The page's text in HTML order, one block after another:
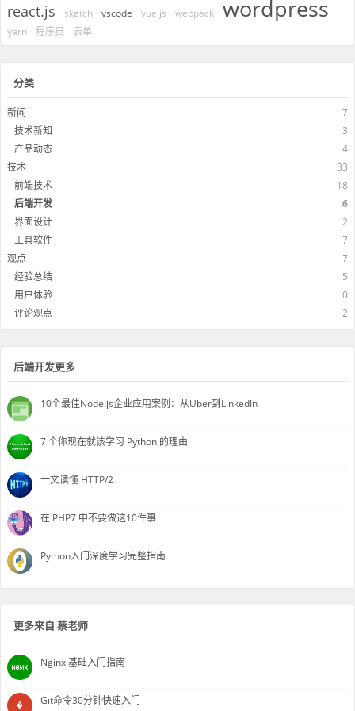
react.js sketch vscode vue.js webpack wordpress
yarn 程序员 表单
分类
新闻
7
技术新知
3
产品动态
4
技术
33
前端技术
18
后端开发
6
界面设计
2
工具软件
7
观点
7
经验总结
5
用户体验
0
评论观点
2
后端开发更多
10个最佳Node.js企业应用案例：从Uber到LinkedIn
7 个你现在就该学习 Python 的理由
一文读懂 HTTP/2
在 PHP7 中不要做这10件事
Python入门深度学习完整指南
更多来自 蔡老师
Nginx 基础入门指南
Git命令30分钟快速入门